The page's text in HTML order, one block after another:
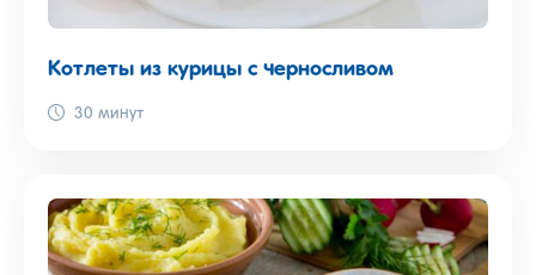
Котлеты из курицы с черносливом
30 минут